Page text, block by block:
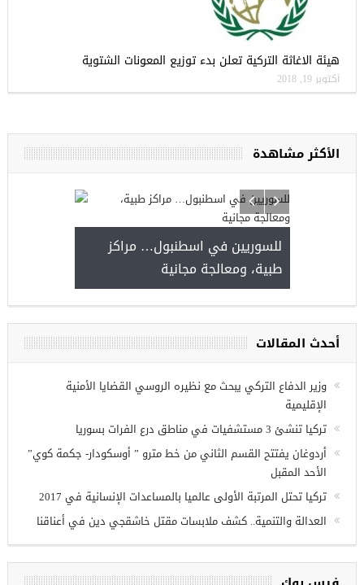
هيئة الاغاثة التركية تعلن بدء توزيع المعونات الشتوية
أكتوبر 19, 2018
الأكثر مشاهدة
مجموعة فرص عمل للسوريين في
أحدث المقالات
وزير الدفاع التركي يبحث مع نظيره الروسي القضايا الأمنية
الإقليمية
تركيا تنشئ 3 مستشفيات في مناطق درع الفرات بسوريا
أردوغان يفتتح القسم الثاني من خط مترو ” أوسكودار- جكمة كوي”
الأحد المقبل
تركيا تحتل المرتبة الأولى عالميا بالمساعدات الإنسانية في 2017